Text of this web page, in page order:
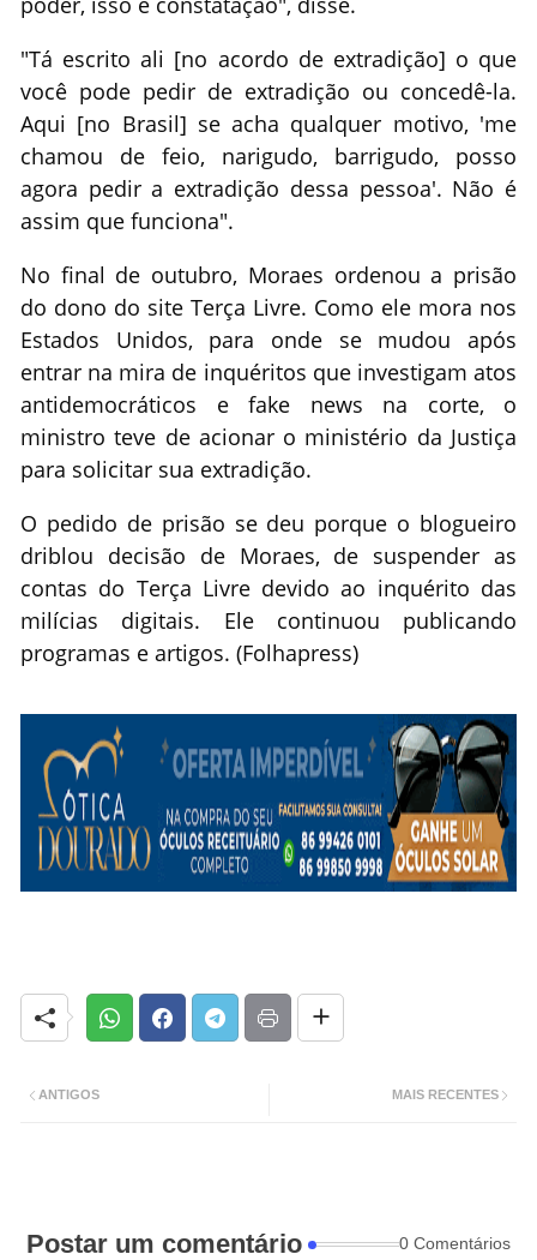
"Tá escrito ali [no acordo de extradição] o que
você pode pedir de extradição ou concedê-la.
Aqui [no Brasil] se acha qualquer motivo, 'me
chamou de feio, narigudo, barrigudo, posso
agora pedir a extradição dessa pessoa'. Não é
assim que funciona".
No final de outubro, Moraes ordenou a prisão
do dono do site Terça Livre. Como ele mora nos
Estados Unidos, para onde se mudou após
entrar na mira de inquéritos que investigam atos
antidemocráticos e fake news na corte, o
ministro teve de acionar o ministério da Justiça
para solicitar sua extradição.
O pedido de prisão se deu porque o blogueiro
driblou decisão de Moraes, de suspender as
contas do Terça Livre devido ao inquérito das
milícias digitais. Ele continuou publicando
programas e artigos. (Folhapress)
MAIS RECENTES
ANTIGOS
Postar um comentário 0 Comentários